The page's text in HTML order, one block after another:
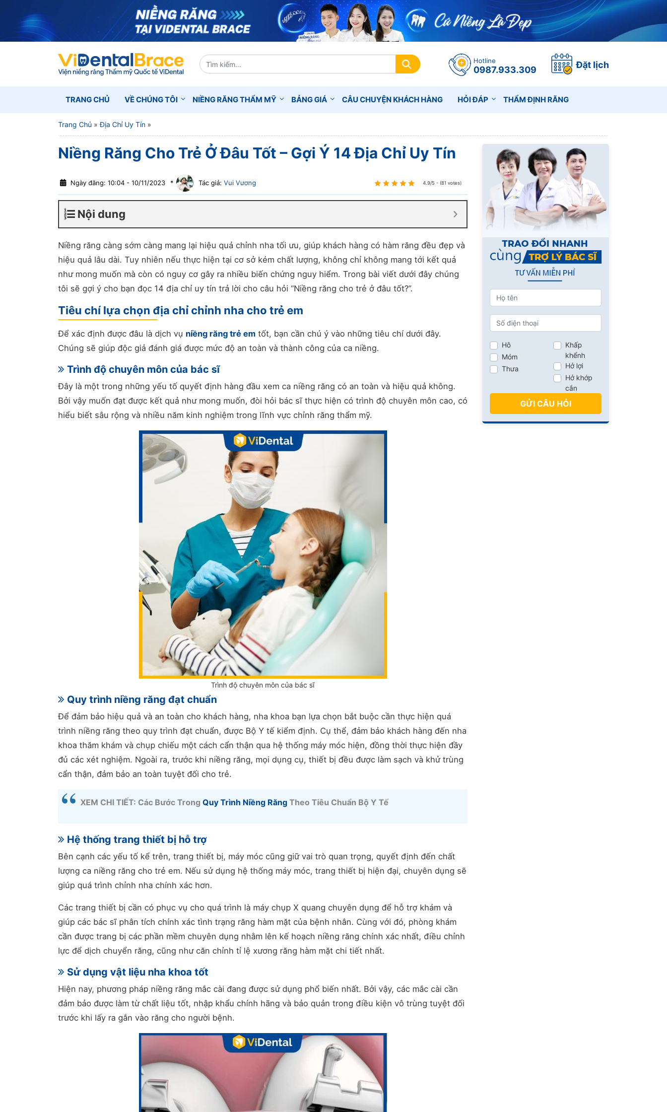
Hotline
0987.933.309 Đặt lịch
TRANG CHỦ VỀ CHÚNG TÔI NIỀNG RĂNG THẨM MỸ BẢNG GIÁ CÂU CHUYỆN KHÁCH HÀNG HỎI ĐÁP THẨM ĐỊNH RĂNG
Trang Chủ »Địa Chỉ Uy Tín »
Niềng Răng Cho Trẻ Ở Đâu Tốt – Gợi Ý 14 Địa Chỉ Uy Tín
Ngày đăng: 10:04 - 10/11/2023 * Tác giả: Vui Vương 4.9/5 - (81 votes)
Nội dung
Niềng răng càng sớm càng mang lại hiệu quả chỉnh nha tối ưu, giúp khách hàng có hàm răng đều đẹp và
hiệu quả lâu dài. Tuy nhiên nếu thực hiện tại cơ sở kém chất lượng, không chỉ không mang tới kết quả
như mong muốn mà còn có nguy cơ gây ra nhiều biến chứng nguy hiểm. Trong bài viết dưới đây chúng
tôi sẽ gợi ý cho bạn đọc 14 địa chỉ uy tín trả lời cho câu hỏi “Niềng răng cho trẻ ở đâu tốt?”.
Tiêu chí lựa chọn địa chỉ chỉnh nha cho trẻ em
Để xác định được đâu là dịch vụ niềng răng trẻ em tốt, bạn cần chú ý vào những tiêu chí dưới đây.
Chúng sẽ giúp độc giả đánh giá được mức độ an toàn và thành công của ca niềng.
Trình độ chuyên môn của bác sĩ
Đây là một trong những yếu tố quyết định hàng đầu xem ca niềng răng có an toàn và hiệu quả không.
Bởi vậy muốn đạt được kết quả như mong muốn, đòi hỏi bác sĩ thực hiện có trình độ chuyên môn cao, có
hiểu biết sâu rộng và nhiều năm kinh nghiệm trong lĩnh vực chỉnh răng thẩm mỹ.
Trình độ chuyên môn của bác sĩ
Quy trình niềng răng đạt chuẩn
Để đảm bảo hiệu quả và an toàn cho khách hàng, nha khoa bạn lựa chọn bắt buộc cần thực hiện quá
trình niềng răng theo quy trình đạt chuẩn, được Bộ Y tế kiểm định. Cụ thể, đảm bảo khách hàng đến nha
khoa thăm khám và chụp chiếu một cách cẩn thận qua hệ thống máy móc hiện, đồng thời thực hiện đầy
đủ các xét nghiệm. Ngoài ra, trước khi niềng răng, mọi dụng cụ, thiết bị đều được làm sạch và khử trùng
cẩn thận, đảm bảo an toàn tuyệt đối cho trẻ.
XEM CHI TIẾT: Các Bước Trong Quy Trình Niềng Răng Theo Tiêu Chuẩn Bộ Y Tế
Hệ thống trang thiết bị hỗ trợ
Bên cạnh các yếu tố kể trên, trang thiết bị, máy móc cũng giữ vai trò quan trọng, quyết định đến chất
lượng ca niềng răng cho trẻ em. Nếu sử dụng hệ thống máy móc, trang thiết bị hiện đại, chuyên dụng sẽ
giúp quá trình chỉnh nha chính xác hơn.
Các trang thiết bị cần có phục vụ cho quá trình là máy chụp X quang chuyên dụng để hỗ trợ khám và
giúp các bác sĩ phân tích chính xác tình trạng răng hàm mặt của bệnh nhân. Cùng với đó, phòng khám
cần được trang bị các phần mềm chuyên dụng nhằm lên kế hoạch niềng răng chính xác nhất, điều chỉnh
lực để dịch chuyển răng, cũng như căn chỉnh tỉ lệ xương răng hàm mặt chi tiết nhất.
Sử dụng vật liệu nha khoa tốt
Hiện nay, phương pháp niềng răng mắc cài đang được sử dụng phổ biến nhất. Bởi vậy, các mắc cài cần
đảm bảo được làm từ chất liệu tốt, nhập khẩu chính hãng và bảo quản trong điều kiện vô trùng tuyệt đối
trước khi lấy ra gắn vào răng cho người bệnh.
Hô
Móm
Thưa
Khấp
khểnh
Hở lợi
Hở khớp
cắn
GỬI CÂU HỎI